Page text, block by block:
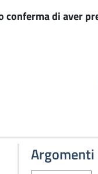
conferma di aver
Argomenti